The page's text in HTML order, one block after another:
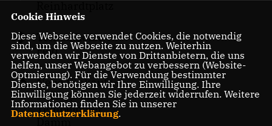
Tempelhofer
Feld
Neue Einkaufs-
Passage am
Tempelhofer
Cookie Hinweis
Diese Webseite verwendet Cookies, die notwendig
sind, um die Webseite zu nutzen. Weiterhin
verwenden wir Dienste von Drittanbietern, die uns
helfen, unser Webangebot zu verbessern (Website-
Optmierung). Für die Verwendung bestimmter
Dienste, benötigen wir Ihre Einwilligung. Ihre
Einwilligung können Sie jederzeit widerrufen. Weitere
Informationen finden Sie in unserer
Datenschutzerklärung.